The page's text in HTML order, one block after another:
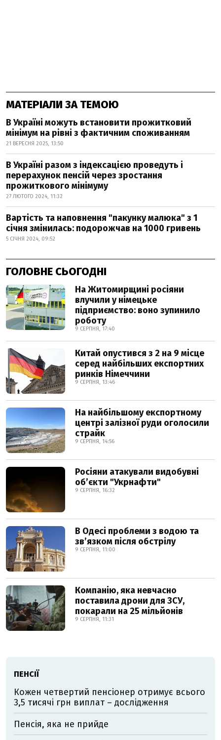
МАТЕРІАЛИ ЗА ТЕМОЮ
В Україні можуть встановити прожитковий
мінімум на рівні з фактичним споживанням
21 ВЕРЕСНЯ 2025, 13:50
В Україні разом з індексацією проведуть і
перерахунок пенсій через зростання
прожиткового мінімуму
27 ЛЮТОГО 2024, 11:32
Вартість та наповнення "пакунку малюка" з 1
січня змінилась: подорожчав на 1000 гривень
5 СІЧНЯ 2024, 09:52
ГОЛОВНЕ СЬОГОДНІ
На Житомирщині росіяни
влучили у німецьке
підприємство: воно зупинило
роботу
9 СЕРПНЯ, 17:40
Китай опустився з 2 на 9 місце
серед найбільших експортних
ринків Німеччини
9 СЕРПНЯ, 13:46
На найбільшому експортному
центрі залізної руди оголосили
страйк
9 СЕРПНЯ, 14:56
Росіяни атакували видобувні
обʼєкти "Укрнафти"
9 СЕРПНЯ, 16:32
В Одесі проблеми з водою та
звʼязком після обстрілу
9 СЕРПНЯ, 11:00
Компанію, яка невчасно
поставила дрони для ЗСУ,
покарали на 25 мільйонів
9 СЕРПНЯ, 11:31
ПЕНСІЇ
Кожен четвертий пенсіонер отримує всього
3,5 тисячі грн виплат – дослідження
Пенсія, яка не прийде